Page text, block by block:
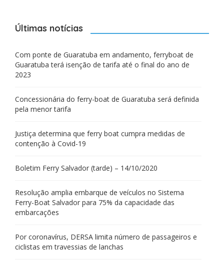
Últimas notícias
Com ponte de Guaratuba em andamento, ferryboat de
Guaratuba terá isenção de tarifa até o final do ano de
2023
Concessionária do ferry-boat de Guaratuba será definida
pela menor tarifa
Justiça determina que ferry boat cumpra medidas de
contenção à Covid-19
Boletim Ferry Salvador (tarde) – 14/10/2020
Resolução amplia embarque de veículos no Sistema
Ferry-Boat Salvador para 75% da capacidade das
embarcações
Por coronavírus, DERSA limita número de passageiros e
ciclistas em travessias de lanchas